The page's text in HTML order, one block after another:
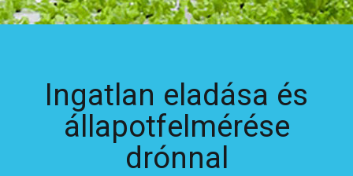
Ingatlan eladása és
állapotfelmérése
drónnal